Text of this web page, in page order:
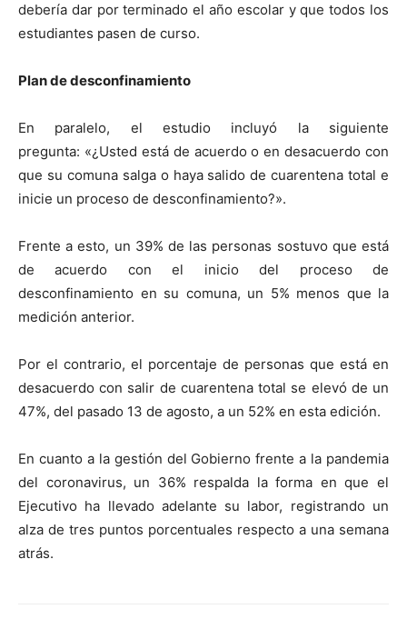
debería dar por terminado el año escolar y que todos los
estudiantes pasen de curso.
Plan de desconfinamiento
En paralelo, el estudio incluyó la siguiente
pregunta: «¿Usted está de acuerdo o en desacuerdo con
que su comuna salga o haya salido de cuarentena total e
inicie un proceso de desconfinamiento?».
Frente a esto, un 39% de las personas sostuvo que está
de acuerdo con el inicio del proceso de
desconfinamiento en su comuna, un 5% menos que la
medición anterior.
Por el contrario, el porcentaje de personas que está en
desacuerdo con salir de cuarentena total se elevó de un
47%, del pasado 13 de agosto, a un 52% en esta edición.
En cuanto a la gestión del Gobierno frente a la pandemia
del coronavirus, un 36% respalda la forma en que el
Ejecutivo ha llevado adelante su labor, registrando un
alza de tres puntos porcentuales respecto a una semana
atrás.